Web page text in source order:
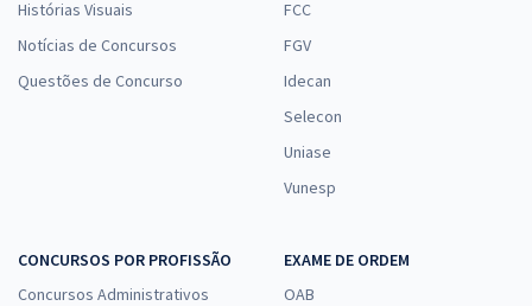
Histórias Visuais
Notícias de Concursos
Questões de Concurso
FCC
FGV
Idecan
Selecon
Uniase
Vunesp
CONCURSOS POR PROFISSÃO
Concursos Administrativos
EXAME DE ORDEM
OAB